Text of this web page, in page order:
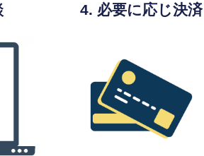
4. 必要に応じ決済